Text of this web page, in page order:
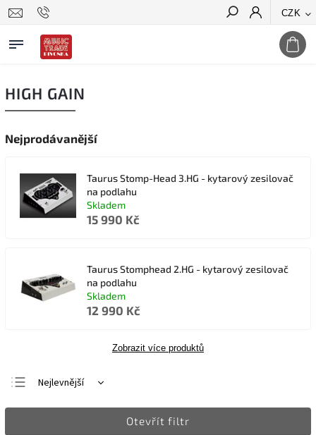
CZK
Hledat
HIGH GAIN
Nejprodávanější
Taurus Stomp-Head 3.HG - kytarový zesilovač
na podlahu
Skladem
15 990 Kč
Taurus Stomphead 2.HG - kytarový zesilovač
na podlahu
Skladem
12 990 Kč
Zobrazit více produktů
Nejlevnější
Nejdražší
Otevřít filtr